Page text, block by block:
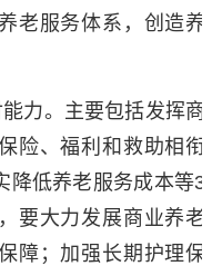
老服务体系，创造养
力。主要包括发挥商
险、福利和救助相衔
降低养老服务成本等3
要大力发展商业养老
障；加强长期护理保